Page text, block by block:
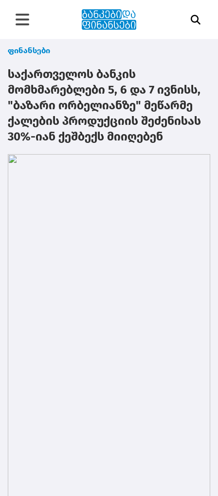
ფინანსები
საქართველოს ბანკის
მომხმარებლები 5, 6 და 7 ივნისს,
"ბაზარი ორბელიანზე" მეწარმე
ქალების პროდუქციის შეძენისას
30%-იან ქეშბექს მიიღებენ